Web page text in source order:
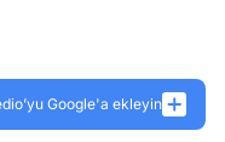
Google'a ekleyin